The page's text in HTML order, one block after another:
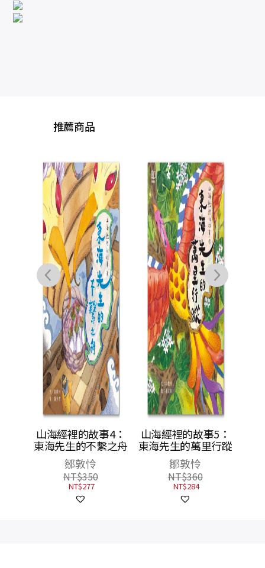
推薦商品
山海經裡的故事4：
東海先生的不繫之舟
鄒敦怜
NT$350
NT$277
山海經裡的故事5：
東海先生的萬里行蹤
鄒敦怜
NT$360
NT$284